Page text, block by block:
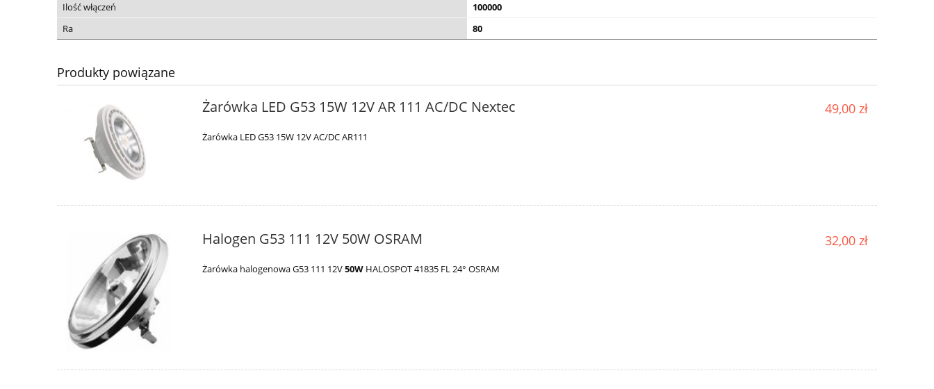
Ilość włączeń
100000
Ra
80
Produkty powiązane
Żarówka LED G53 15W 12V AR 111 AC/DC Nextec
Żarówka LED G53 15W 12V AC/DC AR111
49,00 zł
Halogen G53 111 12V 50W OSRAM
Żarówka halogenowa G53 111 12V50W HALOSPOT 41835 FL 24° OSRAM
32,00 zł